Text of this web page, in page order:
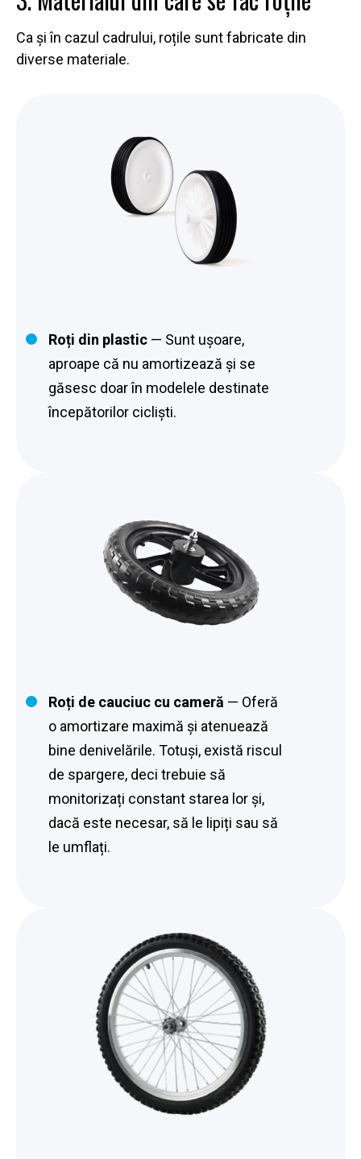
Ca și în cazul cadrului, roțile sunt fabricate din
diverse materiale.
Roți din plastic — Sunt ușoare,
aproape că nu amortizează și se
găsesc doar în modelele destinate
începătorilor cicliști.
Roți de cauciuc cu cameră — Oferă
o amortizare maximă și atenuează
bine denivelările. Totuși, există riscul
de spargere, deci trebuie să
monitorizați constant starea lor și,
dacă este necesar, să le lipiți sau să
le umflați.